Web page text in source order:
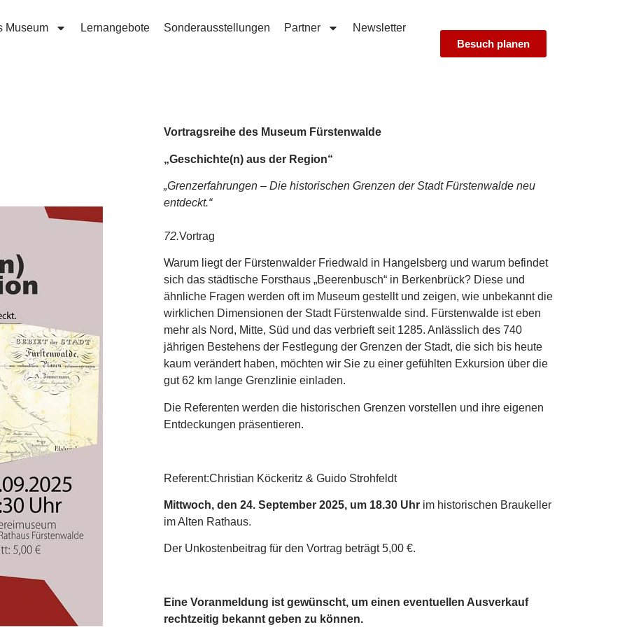
Museum Lernangebote Sonderausstellungen Partner
Newsletter
Besuch planen
Vortragsreihe des Museum Fürstenwalde
„Geschichte(n) aus der Region“
„Grenzerfahrungen – Die historischen Grenzen der Stadt Fürstenwalde neu
entdeckt.“
72.Vortrag
Warum liegt der Fürstenwalder Friedwald in Hangelsberg und warum befindet
sich das städtische Forsthaus „Beerenbusch“ in Berkenbrück? Diese und
ähnliche Fragen werden oft im Museum gestellt und zeigen, wie unbekannt die
wirklichen Dimensionen der Stadt Fürstenwalde sind. Fürstenwalde ist eben
mehr als Nord, Mitte, Süd und das verbrieft seit 1285. Anlässlich des 740
jährigen Bestehens der Festlegung der Grenzen der Stadt, die sich bis heute
kaum verändert haben, möchten wir Sie zu einer gefühlten Exkursion über die
gut 62 km lange Grenzlinie einladen.
Die Referenten werden die historischen Grenzen vorstellen und ihre eigenen
Entdeckungen präsentieren.
Referent:Christian Köckeritz & Guido Strohfeldt
Mittwoch, den 24. September 2025, um 18.30 Uhr im historischen Braukeller
im Alten Rathaus.
Der Unkostenbeitrag für den Vortrag beträgt 5,00 €.
Eine Voranmeldung ist gewünscht, um einen eventuellen Ausverkauf
rechtzeitig bekannt geben zu können.